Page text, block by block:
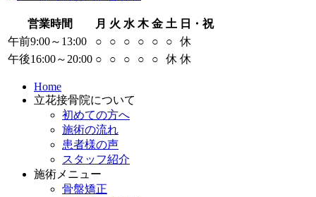
営業時間 月 火 水 木 金 土 日・祝
午前9:00～13:00
○ ○ ○ ○ ○ ○
休
午後16:00～20:00 ○ ○ ○ ○ ○ 休 休
Home
立花接骨院について
初めての方へ
施術の流れ
患者様の声
スタッフ紹介
施術メニュー
骨盤矯正